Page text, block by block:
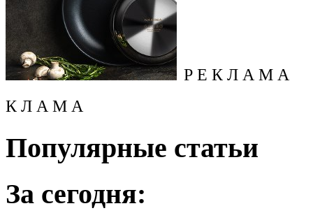
Р Е К Л А М А
К Л А М А
Популярные статьи
За сегодня: